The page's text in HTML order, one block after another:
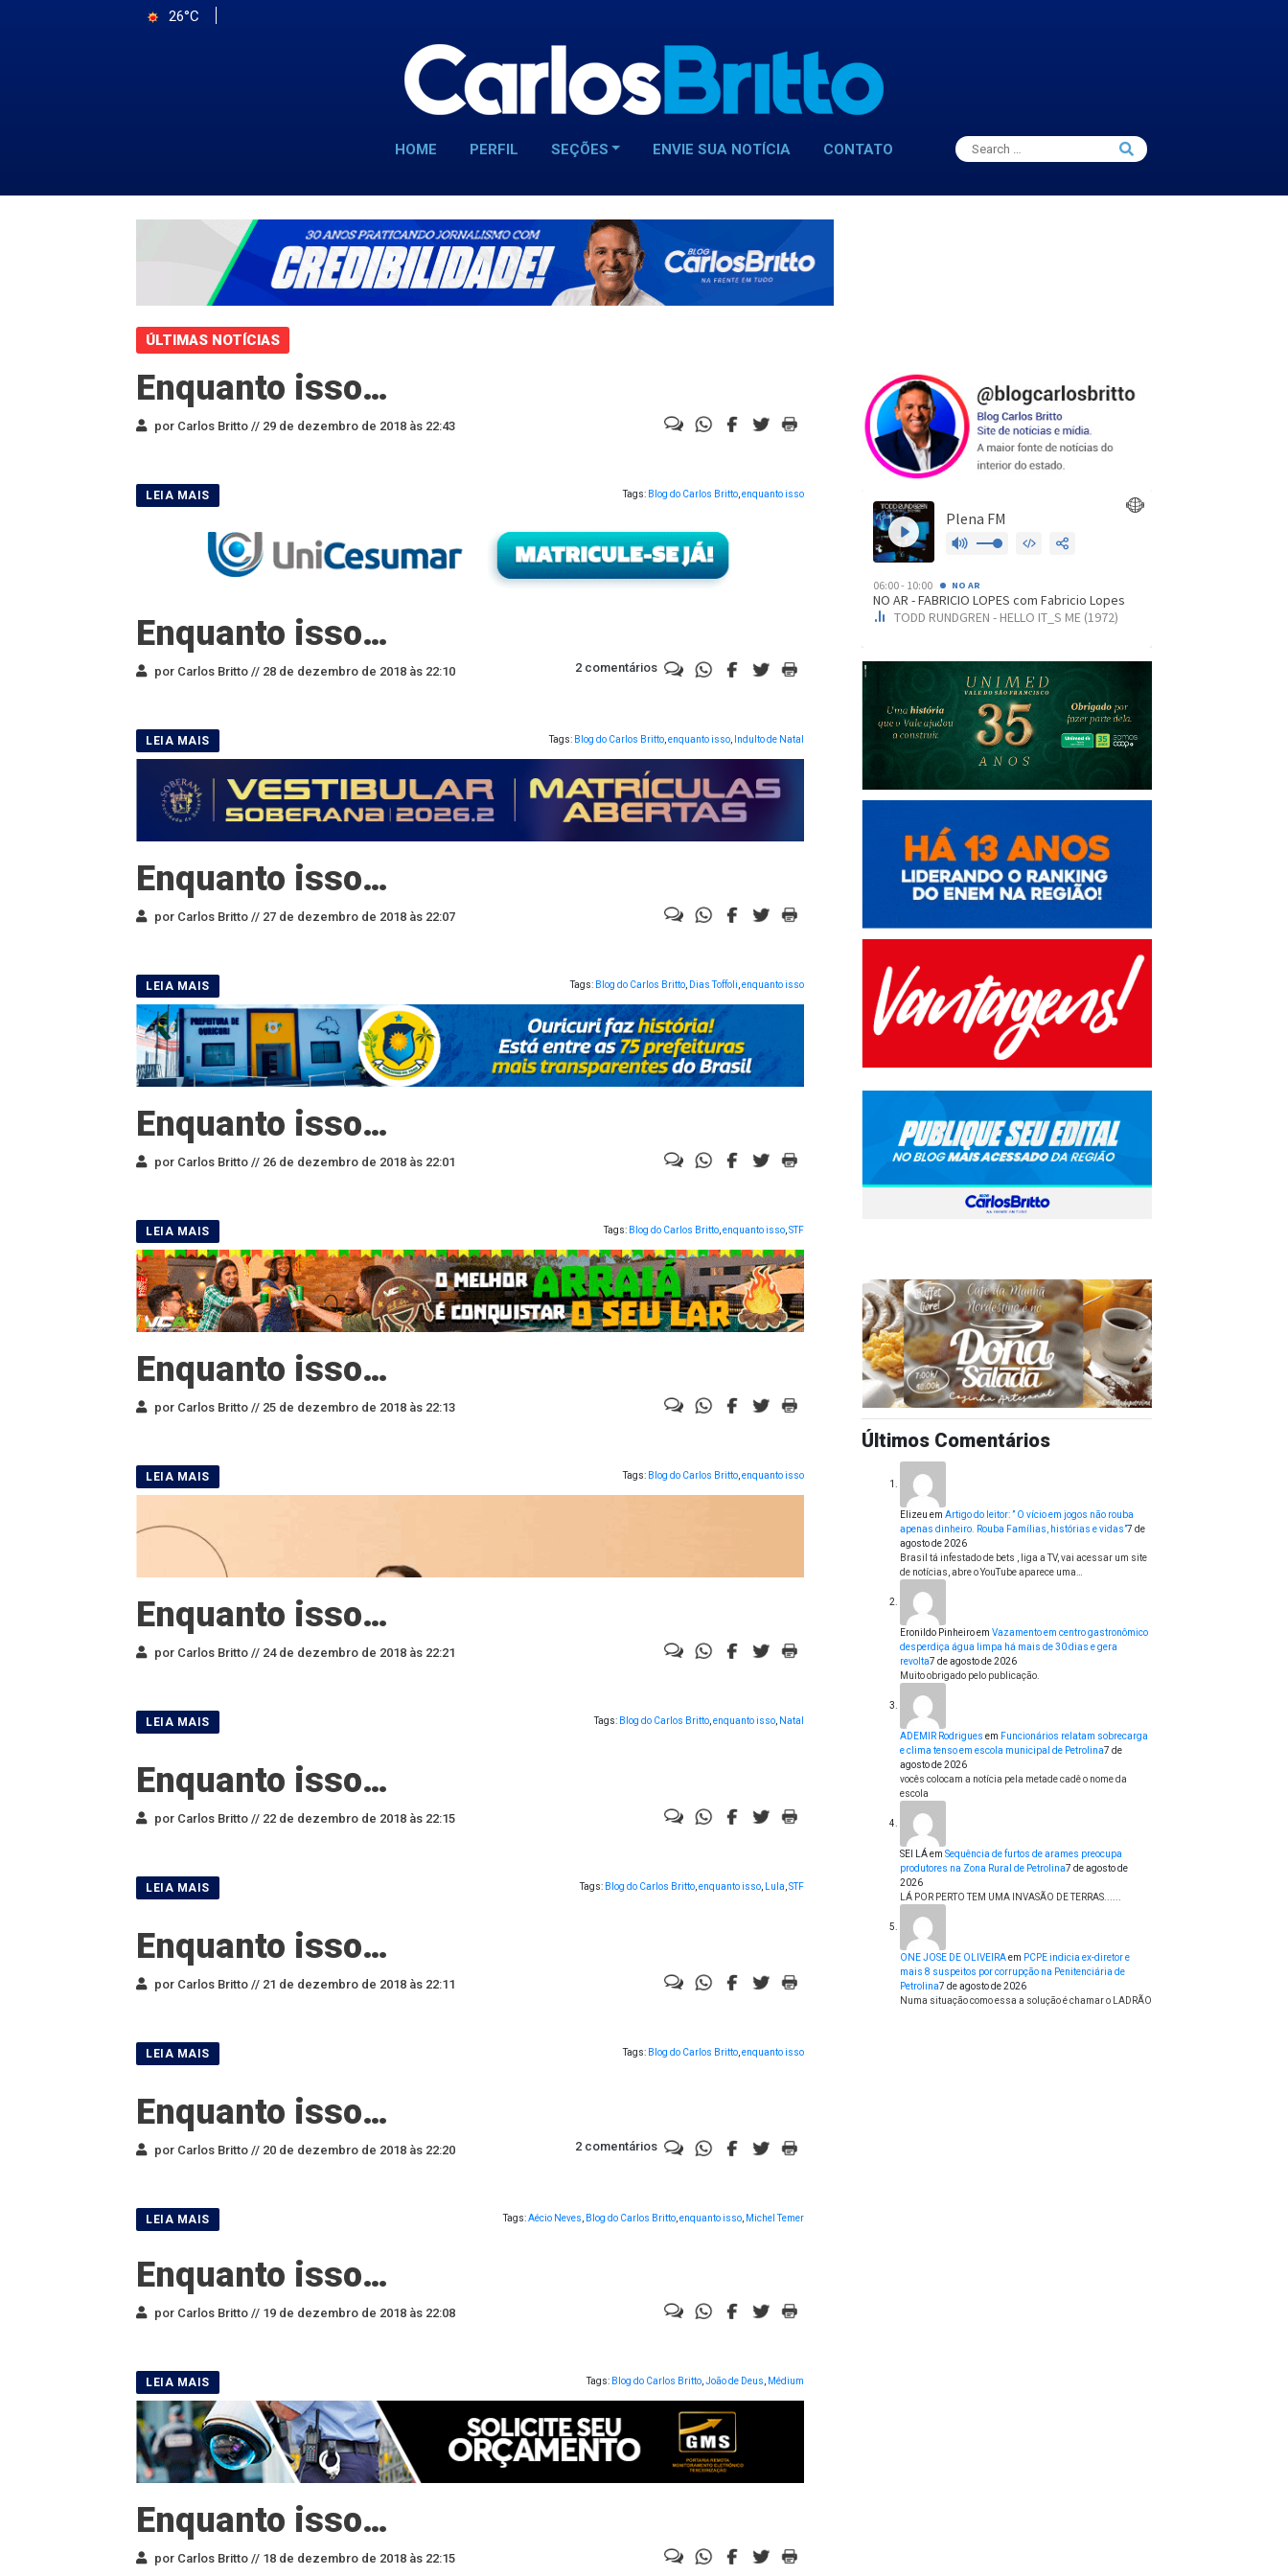
26°C
HOME PERFIL SEÇÕES ENVIE SUA NOTÍCIA CONTATO
Search
for:
Search
ÚLTIMAS NOTÍCIAS
Enquanto isso…
por Carlos Britto // 29 de dezembro de 2018 às 22:43
Tags: Blog do Carlos Britto, enquanto isso
Enquanto isso…
por Carlos Britto // 28 de dezembro de 2018 às 22:10 2 comentários
Tags: Blog do Carlos Britto, enquanto isso, Indulto de Natal
Enquanto isso…
por Carlos Britto // 27 de dezembro de 2018 às 22:07
Tags: Blog do Carlos Britto, Dias Toffoli enquanto isso
Enquanto isso…
por Carlos Britto // 26 de dezembro de 2018 às 22:01
Tags: Blog do Carlos Britto, enquanto isso, STF
Enquanto isso…
por Carlos Britto // 25 de dezembro de 2018 às 22:13
Tags: Blog do Carlos Britto, enquanto isso
Enquanto isso…
por Carlos Britto // 24 de dezembro de 2018 às 22:21
Tags: Blog do Carlos Britto, enquanto isso, Natal
Enquanto isso…
por Carlos Britto // 22 de dezembro de 2018 às 22:15
Tags: Blog do Carlos Britto, enquanto isso, Lula STF
Enquanto isso…
por Carlos Britto // 21 de dezembro de 2018 às 22:11
Tags: Blog do Carlos Britto, enquanto isso
Enquanto isso…
por Carlos Britto // 20 de dezembro de 2018 às 22:20 2 comentários
Tags:Aécio Neves Blog do Carlos Britto, enquanto isso, Michel Temer
Enquanto isso…
por Carlos Britto // 19 de dezembro de 2018 às 22:08
Tags: Blog do Carlos Britto, João de Deus Médium
Enquanto isso…
por Carlos Britto // 18 de dezembro de 2018 às 22:15
Últimos Comentários
Elizeu em Artigo do leitor: ” O vício em jogos não rouba
apenas dinheiro. Rouba Famílias, histórias e vidas”7 de
agosto de 2026
Brasil tá infestado de bets , liga a TV, vai acessar um site
de notícias, abre o YouTube aparece uma…
Eronildo Pinheiroem Vazamento em centro gastronômico
desperdiça água limpa há mais de 30 dias e gera
revolta7 de agosto de 2026
Muito obrigado pelo publicação.
ADEMIR Rodrigues em Funcionários relatam sobrecarga
e clima tenso em escola municipal de Petrolina7 de
agosto de 2026
vocês colocam a notícia pela metade cadê o nome da
escola
SEI LÁem Sequência de furtos de arames preocupa
produtores na Zona Rural de Petrolina7 de agosto de
2026
LÁ POR PERTO TEM UMA INVASÃO DE TERRAS......
ONE JOSE DE OLIVEIRAem PCPE indicia ex-diretor e
mais 8 suspeitos por corrupção na Penitenciária de
Petrolina7 de agosto de 2026
Numa situação como essa a solução é chamar o LADRÃO